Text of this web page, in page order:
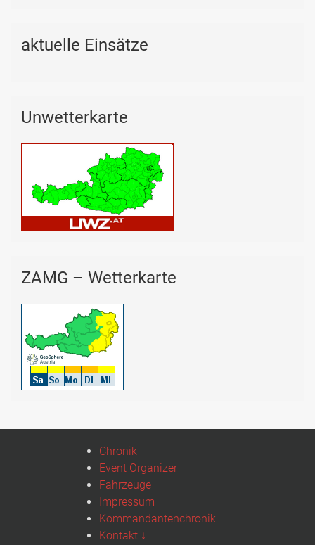
aktuelle Einsätze
Unwetterkarte
ZAMG – Wetterkarte
Chronik
Event Organizer
Fahrzeuge
Impressum
Kommandantenchronik
Kontakt ↓